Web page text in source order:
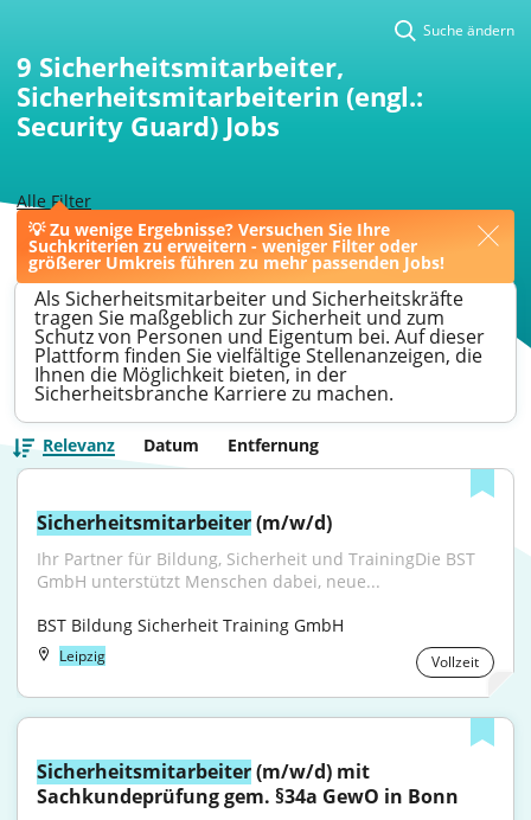
💡 Zu wenige Ergebnisse? Versuchen Sie Ihre
Suchkriterien zu erweitern - weniger Filter oder
größerer Umkreis führen zu mehr passenden Jobs!
Alle Filter
Suche ändern
9 Sicherheitsmitarbeiter,
Sicherheitsmitarbeiterin (engl.:
Security Guard) Jobs
> Leipzig > Sicherheitsmitarbeiter
Als Sicherheitsmitarbeiter und Sicherheitskräfte
tragen Sie maßgeblich zur Sicherheit und zum
Schutz von Personen und Eigentum bei. Auf dieser
Plattform finden Sie vielfältige Stellenanzeigen, die
Ihnen die Möglichkeit bieten, in der
Sicherheitsbranche Karriere zu machen.
Relevanz Datum Entfernung
Sicherheitsmitarbeiter (m/w/d)
Ihr Partner für Bildung, Sicherheit und TrainingDie BST
GmbH unterstützt Menschen dabei, neue...
BST Bildung Sicherheit Training GmbH
Leipzig Vollzeit
Sicherheitsmitarbeiter (m/w/d) mit
Sachkundeprüfung gem. §34a GewO in Bonn